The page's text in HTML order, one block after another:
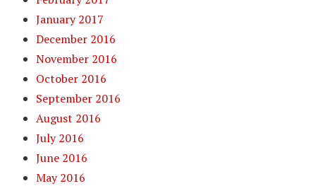
January 2017
December 2016
November 2016
October 2016
September 2016
August 2016
July 2016
June 2016
May 2016